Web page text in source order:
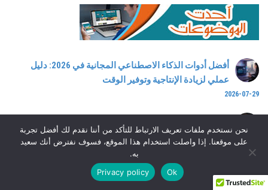
أفضل أدوات الذكاء الاصطناعي المجانية في 2026: دليل
عملي لزيادة الإنتاجية وتوفير الوقت
2026-07-29
2026-07-19
وبأسهل الإجراءات؟
نحن نستخدم ملفات تعريف الارتباط للتأكد من أننا نقدم لك أفضل تجربة
على موقعنا. إذا واصلت استخدام هذا الموقع، فسوف نفترض أنك سعيد
به.
Ok
Privacy policy